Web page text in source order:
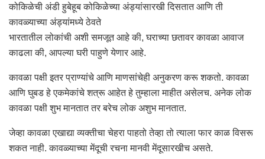
कोकिळेची अंडी हुबेहूब कोकिळेच्या अंड्यांसारखी दिसतात आणि ती
कावळ्याच्या अंड्यांमध्ये ठेवते
भारतातील लोकांची अशी समजूत आहे की, घराच्या छतावर कावळा आवाज
काढला की, आपल्या घरी पाहुणे येणार आहे.
कावळा पक्षी इतर प्राण्यांचे आणि माणसांचेही अनुकरण करू शकतो. कावळा
आणि घुबड हे एकमेकांचे शत्रू आहेत हे तुम्हाला माहीत असेलच. अनेक लोक
कावळा पक्षी शुभ मानतात तर बरेच लोक अशुभ मानतात.
जेव्हा कावळा एखाद्या व्यक्तीचा चेहरा पाहतो तेव्हा तो त्याला फार काळ विसरू
शकत नाही. कावळ्याच्या मेंदूची रचना मानवी मेंदूसारखीच असते.